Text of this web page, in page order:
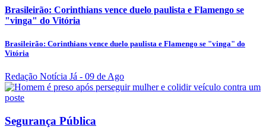
Brasileirão: Corinthians vence duelo paulista e Flamengo se
"vinga" do Vitória
Brasileirão: Corinthians vence duelo paulista e Flamengo se "vinga" do
Vitória
Redação Notícia Já - 09 de Ago
Segurança Pública